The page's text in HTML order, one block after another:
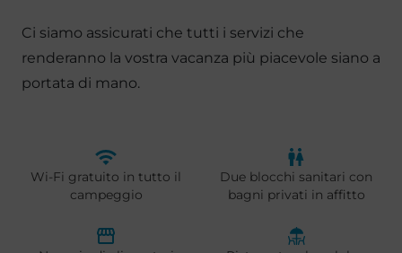
Ci siamo assicurati che tutti i servizi che
renderanno la vostra vacanza più piacevole siano a
portata di mano.
Wi-Fi gratuito in tutto il
campeggio
Due blocchi sanitari con
bagni privati in affitto